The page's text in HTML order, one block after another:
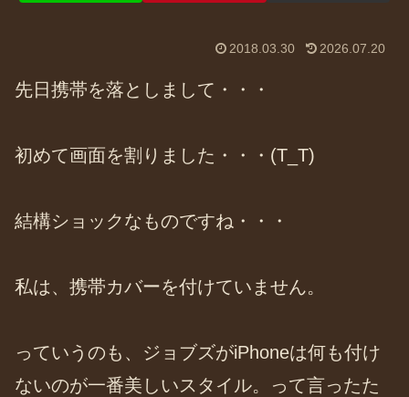
2018.03.30 2026.07.20
先日携帯を落としまして・・・
初めて画面を割りました・・・(T_T)
結構ショックなものですね・・・
私は、携帯カバーを付けていません。
っていうのも、ジョブズがiPhoneは何も付け
ないのが一番美しいスタイル。って言ったた